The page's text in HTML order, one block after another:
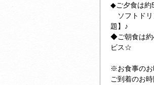
◆ご夕食は約
ソフトドリ
題】♪
◆ご朝食は約
ビス☆
※お食事のお
ご到着のお